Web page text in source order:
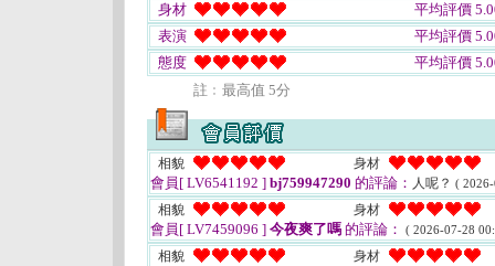
身材
平均評價
表演
平均評價
態度
平均評價
註﹕最高值 5分
相貌 身材
會員[ LV6541192 ] bj759947290 的評論： 人呢？ (
相貌 身材
會員[ LV7459096 ] 今夜爽了嗎 的評論： ( 2026-07-28
相貌 身材